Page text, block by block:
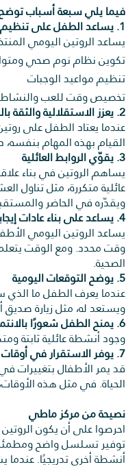
فيما يلي سبعة أسباب توضح
1. يساعد الطفل على تنظيم يومه
يساعد الروتين اليومي
تكوين نظام نوم صحي
تنظيم مواعيد الوجبات
تخصيص وقت للعب
2. يعزز الاستقلالية والثقة بالنفس
عندما يعتاد الطفل على
القيام بهذه المهام بنفسه،
3. يقوّي الروابط العائلية
يساهم الروتين في بناء
عائلية متكررة، مثل تناول
ويقدّره في الحاضر
4. يساعد على بناء عادات إيجابية
يساعد الروتين اليومي
وقت محدد. ومع الوقت يتعلم
الصحية.
5. يوضح التوقعات اليومية
عندما يعرف الطفل ما الذي
ويستعد له، مثل زيارة صديق
6. يمنح الطفل شعورًا بالانتماء
وجود أنشطة عائلية ثابتة
7. يوفر الاستقرار في أوقات التغيير
قد يمر الأطفال بتغييرات
الحياة. في مثل هذه
نصيحة من مركز ماطي
احرصوا على أن يكون
توفير تسلسل واضح ومطمئن
أنشطة أخرى تدريجيًا.